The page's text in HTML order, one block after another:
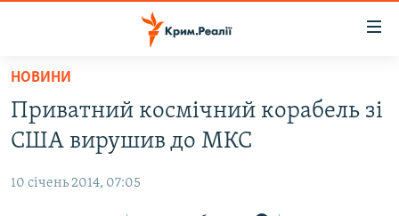
Перейти
основного
матеріалу
до
ВОДА.КРИМ
ВІДЕО ТА ФОТО
ПОЛІТИКА
НОВИНИ
Приватний космічний корабель зі
США вирушив до МКС
10 січень 2014, 07:05